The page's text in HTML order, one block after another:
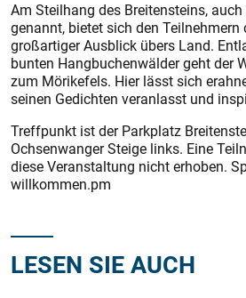
Am Steilhang des Breitensteins,
genannt, bietet sich den Teilnehmern
großartiger Ausblick übers Land.
bunten Hangbuchenwälder geht der
zum Mörikefels. Hier lässt sich
seinen Gedichten veranlasst und
Treffpunkt ist der Parkplatz
Ochsenwanger Steige links. Eine
diese Veranstaltung nicht erhoben.
willkommen.pm
LESEN SIE AUCH